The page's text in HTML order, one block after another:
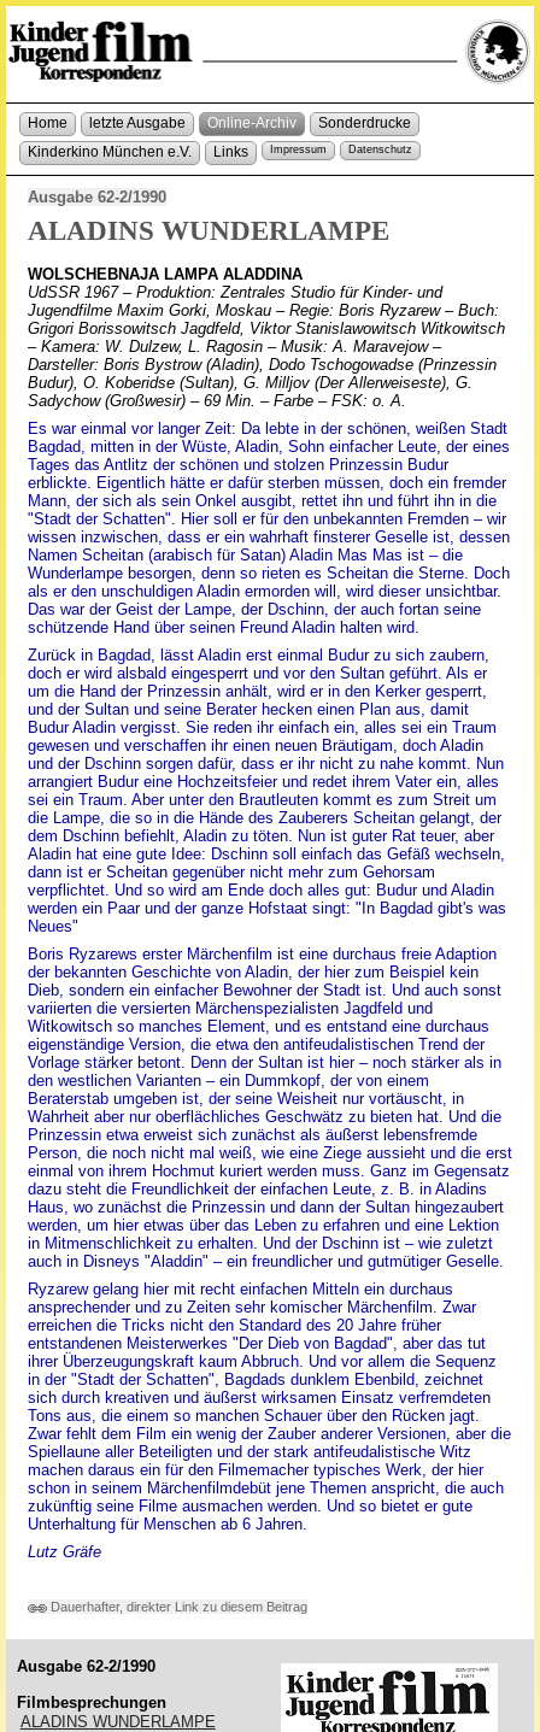
Home letzte Ausgabe Online-Archiv
Sonderdrucke
Kinderkino München e.V.
Links Impressum Datenschutz
Ausgabe 62-2/1990
ALADINS WUNDERLAMPE
WOLSCHEBNAJA LAMPA ALADDINA
UdSSR 1967 – Produktion: Zentrales Studio für Kinder- und
Jugendfilme Maxim Gorki, Moskau – Regie: Boris Ryzarew – Buch:
Grigori Borissowitsch Jagdfeld, Viktor Stanislawowitsch Witkowitsch
– Kamera: W. Dulzew, L. Ragosin – Musik: A. Maravejow –
Darsteller: Boris Bystrow (Aladin), Dodo Tschogowadse (Prinzessin
Budur), O. Koberidse (Sultan), G. Milljov (Der Allerweiseste), G.
Sadychow (Großwesir) – 69 Min. – Farbe – FSK: o. A.
Es war einmal vor langer Zeit: Da lebte in der schönen, weißen Stadt
Bagdad, mitten in der Wüste, Aladin, Sohn einfacher Leute, der eines
Tages das Antlitz der schönen und stolzen Prinzessin Budur
erblickte. Eigentlich hätte er dafür sterben müssen, doch ein fremder
Mann, der sich als sein Onkel ausgibt, rettet ihn und führt ihn in die
"Stadt der Schatten". Hier soll er für den unbekannten Fremden – wir
wissen inzwischen, dass er ein wahrhaft finsterer Geselle ist, dessen
Namen Scheitan (arabisch für Satan) Aladin Mas Mas ist – die
Wunderlampe besorgen, denn so rieten es Scheitan die Sterne. Doch
als er den unschuldigen Aladin ermorden will, wird dieser unsichtbar.
Das war der Geist der Lampe, der Dschinn, der auch fortan seine
schützende Hand über seinen Freund Aladin halten wird.
Zurück in Bagdad, lässt Aladin erst einmal Budur zu sich zaubern,
doch er wird alsbald eingesperrt und vor den Sultan geführt. Als er
um die Hand der Prinzessin anhält, wird er in den Kerker gesperrt,
und der Sultan und seine Berater hecken einen Plan aus, damit
Budur Aladin vergisst. Sie reden ihr einfach ein, alles sei ein Traum
gewesen und verschaffen ihr einen neuen Bräutigam, doch Aladin
und der Dschinn sorgen dafür, dass er ihr nicht zu nahe kommt. Nun
arrangiert Budur eine Hochzeitsfeier und redet ihrem Vater ein, alles
sei ein Traum. Aber unter den Brautleuten kommt es zum Streit um
die Lampe, die so in die Hände des Zauberers Scheitan gelangt, der
dem Dschinn befiehlt, Aladin zu töten. Nun ist guter Rat teuer, aber
Aladin hat eine gute Idee: Dschinn soll einfach das Gefäß wechseln,
dann ist er Scheitan gegenüber nicht mehr zum Gehorsam
verpflichtet. Und so wird am Ende doch alles gut: Budur und Aladin
werden ein Paar und der ganze Hofstaat singt: "In Bagdad gibt's was
Neues"
Boris Ryzarews erster Märchenfilm ist eine durchaus freie Adaption
der bekannten Geschichte von Aladin, der hier zum Beispiel kein
Dieb, sondern ein einfacher Bewohner der Stadt ist. Und auch sonst
variierten die versierten Märchenspezialisten Jagdfeld und
Witkowitsch so manches Element, und es entstand eine durchaus
eigenständige Version, die etwa den antifeudalistischen Trend der
Vorlage stärker betont. Denn der Sultan ist hier – noch stärker als in
den westlichen Varianten – ein Dummkopf, der von einem
Beraterstab umgeben ist, der seine Weisheit nur vortäuscht, in
Wahrheit aber nur oberflächliches Geschwätz zu bieten hat. Und die
Prinzessin etwa erweist sich zunächst als äußerst lebensfremde
Person, die noch nicht mal weiß, wie eine Ziege aussieht und die erst
einmal von ihrem Hochmut kuriert werden muss. Ganz im Gegensatz
dazu steht die Freundlichkeit der einfachen Leute, z. B. in Aladins
Haus, wo zunächst die Prinzessin und dann der Sultan hingezaubert
werden, um hier etwas über das Leben zu erfahren und eine Lektion
in Mitmenschlichkeit zu erhalten. Und der Dschinn ist – wie zuletzt
auch in Disneys "Aladdin" – ein freundlicher und gutmütiger Geselle.
Ryzarew gelang hier mit recht einfachen Mitteln ein durchaus
ansprechender und zu Zeiten sehr komischer Märchenfilm. Zwar
erreichen die Tricks nicht den Standard des 20 Jahre früher
entstandenen Meisterwerkes "Der Dieb von Bagdad", aber das tut
ihrer Überzeugungskraft kaum Abbruch. Und vor allem die Sequenz
in der "Stadt der Schatten", Bagdads dunklem Ebenbild, zeichnet
sich durch kreativen und äußerst wirksamen Einsatz verfremdeten
Tons aus, die einem so manchen Schauer über den Rücken jagt.
Zwar fehlt dem Film ein wenig der Zauber anderer Versionen, aber die
Spiellaune aller Beteiligten und der stark antifeudalistische Witz
machen daraus ein für den Filmemacher typisches Werk, der hier
schon in seinem Märchenfilmdebüt jene Themen anspricht, die auch
zukünftig seine Filme ausmachen werden. Und so bietet er gute
Unterhaltung für Menschen ab 6 Jahren.
Lutz Gräfe
Dauerhafter, direkter Link zu diesem Beitrag
Ausgabe 62-2/1990
Filmbesprechungen
ALADINS WUNDERLAMPE